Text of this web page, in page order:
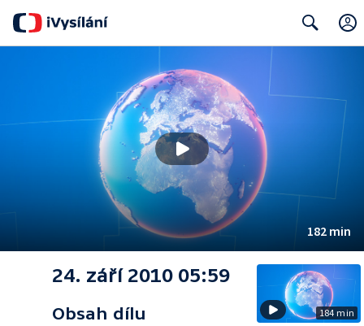
182 min
24. září 2010 05:59
Obsah dílu
184 min